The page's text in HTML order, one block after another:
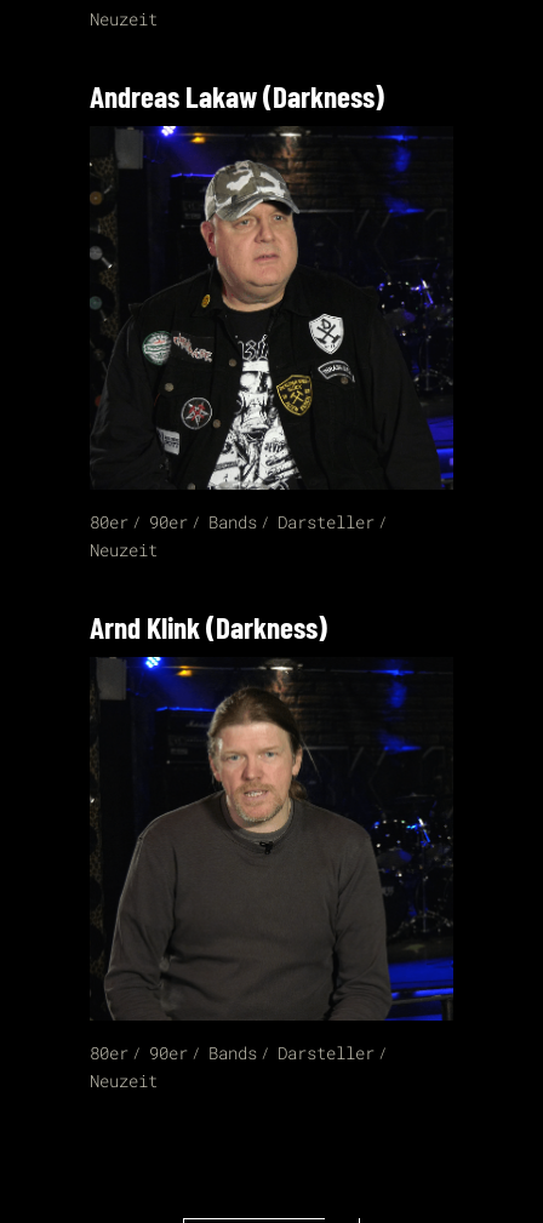
Neuzeit
Andreas Lakaw (Darkness)
80er 90er Bands
Darsteller
Neuzeit
Arnd Klink (Darkness)
80er 90er Bands
Darsteller
Neuzeit